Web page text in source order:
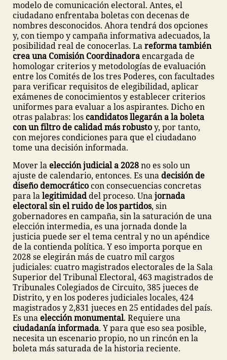
modelo de comunicación electoral. Antes, el
ciudadano enfrentaba boletas con decenas de
nombres desconocidos. Ahora tendrá dos opciones
y, con tiempo y campaña informativa adecuados, la
posibilidad real de conocerlas. Lareforma también
crea una Comisión Coordinadora encargada de
homologar criterios y metodologías de evaluación
entre los Comités de los tres Poderes, con facultades
para verificar requisitos de elegibilidad, aplicar
exámenes de conocimientos y establecer criterios
uniformes para evaluar a los aspirantes. Dicho en
otras palabras: los candidatos llegarán a la boleta
con un filtro de calidad más robustoy, por tanto,
con mejores condiciones para que el ciudadano
tome una decisión informada.
Mover la elección judicial a 2028no es solo un
ajuste de calendario, entonces. Es una decisión de
diseño democrático con consecuencias concretas
para lalegitimidaddel proceso. Unajornada
electoral sin el ruido de los partidos, sin
gobernadores en campaña, sin la saturación de una
elección intermedia, es una jornada donde la
justicia puede ser el tema central y no un apéndice
de la contienda política. Y eso importa porque en
2028 se elegirán más de cuatro mil cargos
judiciales: cuatro magistrados electorales de la Sala
Superior del Tribunal Electoral, 463 magistrados de
Tribunales Colegiados de Circuito, 385 jueces de
Distrito, y en los poderes judiciales locales, 424
magistrados y 2,831 jueces en 25 entidades del país.
Es una elección monumental. Requiere una
ciudadanía informada. Y para que eso sea posible,
necesita un escenario propio, no un rincón en la
boleta más saturada de la historia reciente.